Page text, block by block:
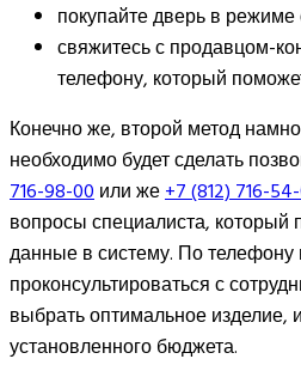
покупайте дверь в режиме
свяжитесь с продавцом-
телефону, который
Конечно же, второй метод
необходимо будет сделать
716-98-00или же+7 (812) 716-
вопросы специалиста, который
данные в систему. По
проконсультироваться с
выбрать оптимальное изделие,
установленного бюджета.